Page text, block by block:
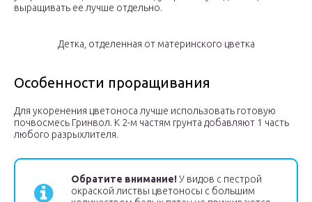
выращивать ее лучше отдельно.
Детка, отделенная от материнского цветка
Особенности проращивания
Для укоренения цветоноса лучше использовать готовую
почвосмесь Гринвол. К 2-м частям грунта добавляют 1 часть
любого разрыхлителя.
Обратите внимание!У видов с пестрой
окраской листвы цветоносы с большим